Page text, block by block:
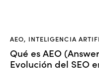
AEO, INTELIGENCIA
Qué es AEO
Evolución del SEO